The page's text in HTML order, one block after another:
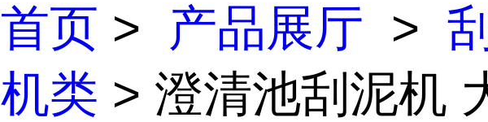
首页 > 产品展厅 >
机类 > 澄清池刮泥机